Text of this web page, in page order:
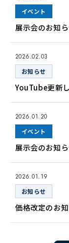
イベント
展示会のお知
2026.02.03
お知らせ
YouTube更新
2026.01.20
イベント
展示会のお知
2026.01.19
お知らせ
価格改定のお